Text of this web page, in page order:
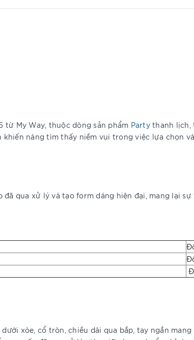
từ My Way, thuộc dòng sản phẩm Partythanh lịch,
nàng tìm thấy niềm vui trong việc lựa chọn
đã qua xử lý và tạo form dáng hiện đại, mang lại
xòe, cổ tròn, chiều dài qua bắp, tay ngắn